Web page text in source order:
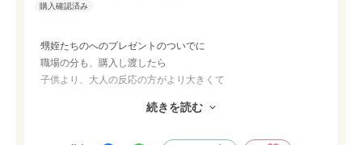
甥姪たちのへのプレゼントのついでに
職場の分も、購入し渡したら
子供より、大人の反応の方がより大きくて
巾着も可愛いと評判で、何にかに活用するのを
続きを読む